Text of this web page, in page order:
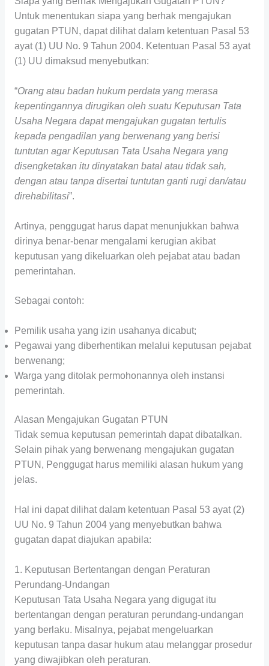
Untuk menentukan siapa yang berhak mengajukan
gugatan PTUN, dapat dilihat dalam ketentuan Pasal 53
ayat (1) UU No. 9 Tahun 2004. Ketentuan Pasal 53 ayat
(1) UU dimaksud menyebutkan:
“Orang atau badan hukum perdata yang merasa
kepentingannya dirugikan oleh suatu Keputusan Tata
Usaha Negara dapat mengajukan gugatan tertulis
kepada pengadilan yang berwenang yang berisi
tuntutan agar Keputusan Tata Usaha Negara yang
disengketakan itu dinyatakan batal atau tidak sah,
dengan atau tanpa disertai tuntutan ganti rugi dan/atau
direhabilitasi”.
Artinya, penggugat harus dapat menunjukkan bahwa
dirinya benar-benar mengalami kerugian akibat
keputusan yang dikeluarkan oleh pejabat atau badan
pemerintahan.
Sebagai contoh:
Pemilik usaha yang izin usahanya dicabut;
Pegawai yang diberhentikan melalui keputusan pejabat
berwenang;
Warga yang ditolak permohonannya oleh instansi
pemerintah.
Alasan Mengajukan Gugatan PTUN
Tidak semua keputusan pemerintah dapat dibatalkan.
Selain pihak yang berwenang mengajukan gugatan
PTUN, Penggugat harus memiliki alasan hukum yang
jelas.
Hal ini dapat dilihat dalam ketentuan Pasal 53 ayat (2)
UU No. 9 Tahun 2004 yang menyebutkan bahwa
gugatan dapat diajukan apabila:
1. Keputusan Bertentangan dengan Peraturan
Perundang-Undangan
Keputusan Tata Usaha Negara yang digugat itu
bertentangan dengan peraturan perundang-undangan
yang berlaku. Misalnya, pejabat mengeluarkan
keputusan tanpa dasar hukum atau melanggar prosedur
yang diwajibkan oleh peraturan.